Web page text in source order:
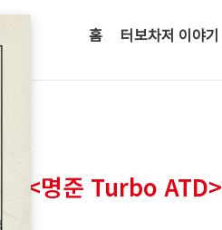
터보차저 이야기
홈
보<명준 Turbo ATD>